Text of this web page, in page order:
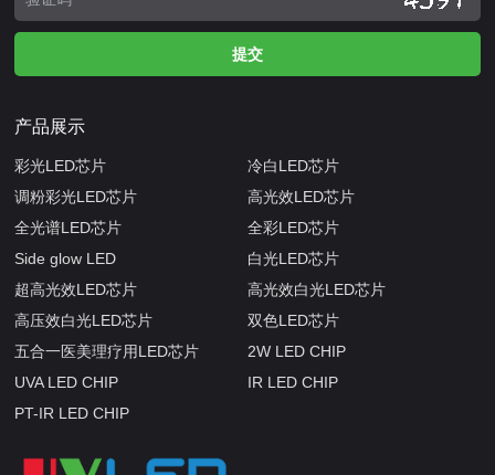
产品展示
彩光LED芯片
冷白LED芯片
调粉彩光LED芯片
高光效LED芯片
全光谱LED芯片
全彩LED芯片
Side glow LED
白光LED芯片
超高光效LED芯片
高光效白光LED芯片
高压效白光LED芯片
双色LED芯片
五合一医美理疗用LED芯片
2W LED CHIP
UVA LED CHIP
IR LED CHIP
PT-IR LED CHIP